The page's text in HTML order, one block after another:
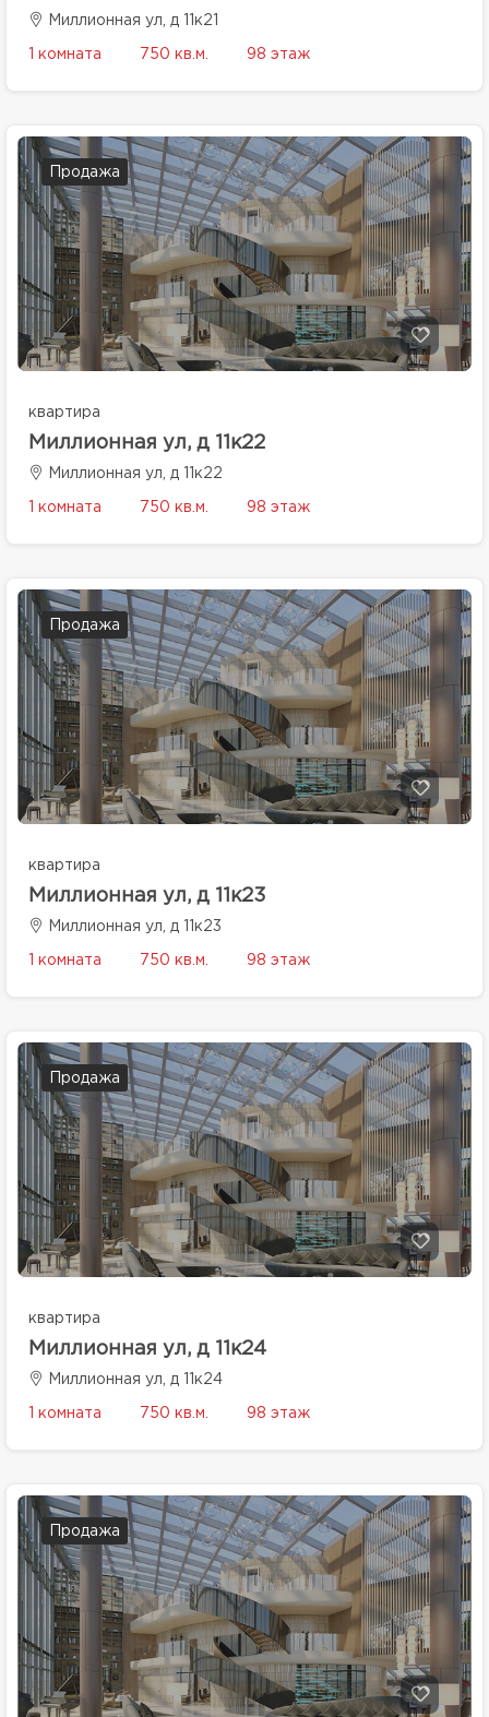
Миллионная ул, д 11к21
1 комната 750 кв.м. 98 этаж
Продажа
квартира
Миллионная ул, д 11к22
Миллионная ул, д 11к22
1 комната 750 кв.м. 98 этаж
Продажа
квартира
Миллионная ул, д 11к23
Миллионная ул, д 11к23
1 комната 750 кв.м. 98 этаж
Продажа
квартира
Миллионная ул, д 11к24
Миллионная ул, д 11к24
1 комната 750 кв.м. 98 этаж
Продажа